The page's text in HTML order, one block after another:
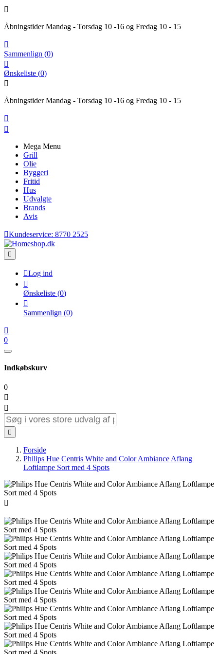

Åbningstider Mandag - Torsdag 10 -16 og Fredag 10 - 15

Sammenlign (0)

Ønskeliste (0)

Åbningstider Mandag - Torsdag 10 -16 og Fredag 10 - 15


Mega Menu
Grill
Olie
Byggeri
Fritid
Hus
Udvalgte
Brands
Avis
Kundeservice: 8770 2525

Log ind

Ønskeliste (0)

Sammenlign (0)

0
Indkøbskurv
0



Forside
Philips Hue Centris White and Color Ambiance Aflang
Loftlampe Sort med 4 Spots
